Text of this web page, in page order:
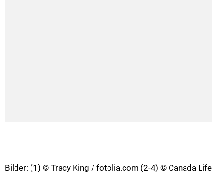
Bilder: (1) © Tracy King / fotolia.com (2-4) © Canada Life